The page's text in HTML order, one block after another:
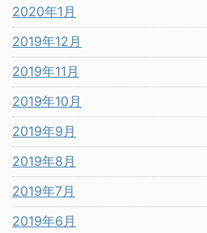
2020年1月
2019年12月
2019年11月
2019年10月
2019年9月
2019年8月
2019年7月
2019年6月